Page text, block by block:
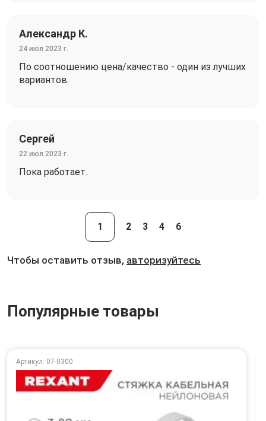
Александр К.
24 июл 2023 г.
По соотношению цена/качество - один из лучших
вариантов.
Сергей
22 июл 2023 г.
Пока работает.
1 2 3 4 6
Чтобы оставить отзыв, авторизуйтесь
Популярные товары
Артикул: 07-0300